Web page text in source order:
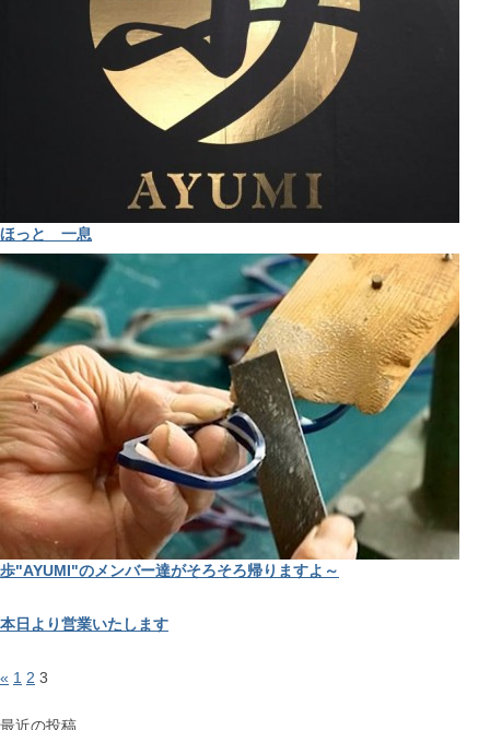
ほっと 一息
歩"AYUMI"のメンバー達がそろそろ帰りますよ～
本日より営業いたします
« 1 2 3
最近の投稿